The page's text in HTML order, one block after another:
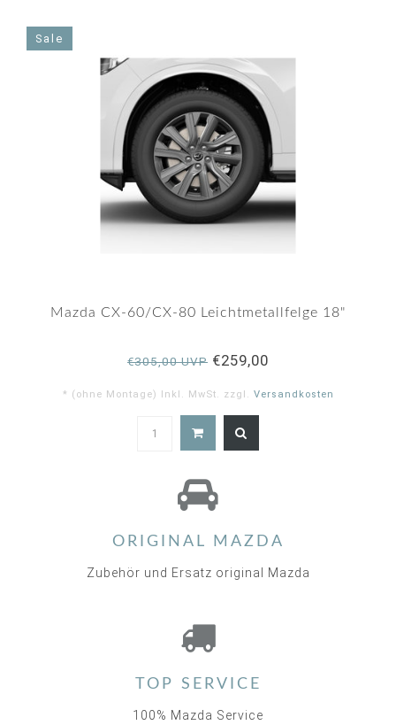
Sale
Mazda CX-60/CX-80 Leichtmetallfelge 18"
€305,00 UVP €259,00
* (ohne Montage) Inkl. MwSt. zzgl. Versandkosten
ORIGINAL MAZDA
Zubehör und Ersatz original Mazda
TOP SERVICE
100% Mazda Service